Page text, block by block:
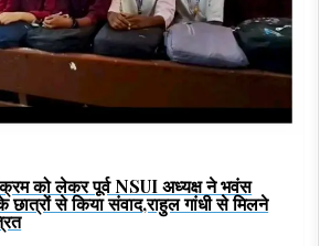
को लेकर पूर्व NSUI अध्यक्ष ने भवंस
छात्रों से किया संवाद,राहुल गांधी से मिलने